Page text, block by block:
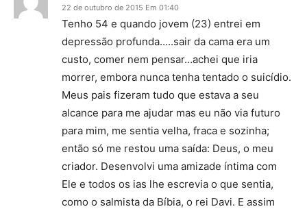
22 de outubro de 2015 Em 01:40
Tenho 54 e quando jovem (23) entrei em
depressão profunda…..sair da cama era um
custo, comer nem pensar…achei que iria
morrer, embora nunca tenha tentado o suicídio.
Meus pais fizeram tudo que estava a seu
alcance para me ajudar mas eu não via futuro
para mim, me sentia velha, fraca e sozinha;
então só me restou uma saída: Deus, o meu
criador. Desenvolvi uma amizade íntima com
Ele e todos os ias lhe escrevia o que sentia,
como o salmista da Bíbia, o rei Davi. E assim